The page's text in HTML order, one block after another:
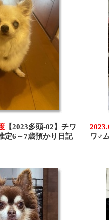
【2023多頭-02】チワ
定6～7歳預かり日記
ワ♂